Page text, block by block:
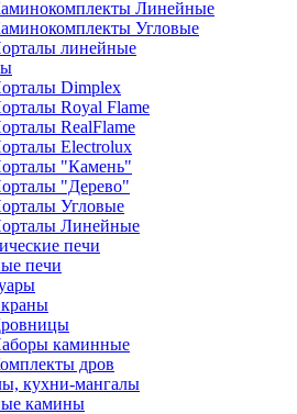
Линейные
Угловые
линейные
Dimplex
Royal Flame
RealFlame
Electrolux
"Камень"
"Дерево"
Угловые
Линейные
печи
печи
каминные
дров
кухни-мангалы
камины